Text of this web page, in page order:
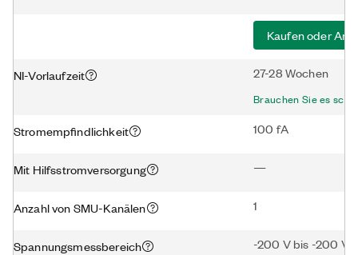
Kaufen oder
NI-Vorlaufzeit 27-28 Wochen
Brauchen Sie es
Stromempfindlichkeit 100 fA
Mit Hilfsstromversorgung —
Anzahl von SMU-Kanälen 1
Spannungsmessbereich -200 V bis -200 V